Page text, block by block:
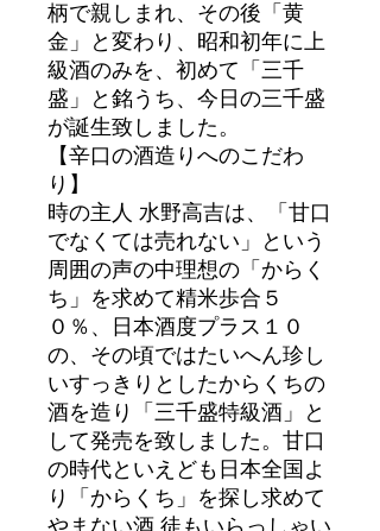
柄で親しまれ、その後「黄
金」と変わり、昭和初年に上
級酒のみを、初めて「三千
盛」と銘うち、今日の三千盛
が誕生致しました。
【辛口の酒造りへのこだわ
り】
時の主人 水野高吉は、「甘口
でなくては売れない」という
周囲の声の中理想の「からく
ち」を求めて精米歩合５
０％、日本酒度プラス１０
の、その頃ではたいへん珍し
いすっきりとしたからくちの
酒を造り「三千盛特級酒」と
して発売を致しました。甘口
の時代といえども日本全国よ
り「からくち」を探し求めて
やまない酒 徒もいらっしゃい